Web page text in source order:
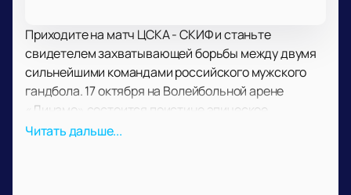
Приходите на матч ЦСКА - СКИФ и станьте
свидетелем захватывающей борьбы между двумя
сильнейшими командами российского мужского
гандбола. 17 октября на Волейбольной арене
«Динамо» состоится поистине эпическое
противостояние. Встреча между грандами спорта
Читать дальше...